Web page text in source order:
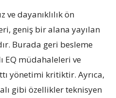
ve dayanıklılık ön
geniş bir alana yayılan
Burada geri besleme
EQ müdahaleleri ve
yönetimi kritiktir. Ayrıca,
gibi özellikler teknisyen